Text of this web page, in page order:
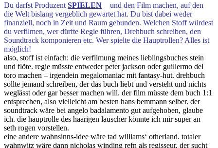
Du darfst Produzent SPIELEN
und den Film machen, auf den
die Welt bislang vergeblich gewartet hat. Du bist dabei weder
finanziell, noch in Zeit und Raum gebunden. Welchen Stoff würdest
du verfilmen, wer dürfte Regie führen, Drehbuch schreiben, den
Soundtrack komponieren etc. Wer spielte die Hauptrollen? Alles ist
möglich!
also, stoff ist einfach: die verfilmung meines lieblingsbuches stein
und flöte. regie müsste entweder peter jackson oder guillermo del
toro machen – irgendein megalomaniac mit fantasy-hut. drehbuch
sollte jemand schreiben, der das buch liebt und versteht und nichts
weglässt oder gar besser machen will. der film müsste dem buch 1:1
entsprechen, also vielleicht am besten hans bemmann selber. der
soundtrack wäre bei angelo badalamento gut aufgehoben, glaube
ich. die hauptrolle des haarigen lauscher könnte ich mir super an
seth rogen vorstellen.
eine andere wahnsinns-idee wäre tad williams‘ otherland. totaler
wahnwitz wäre dann nicholas winding refn als regisseur. der sucht